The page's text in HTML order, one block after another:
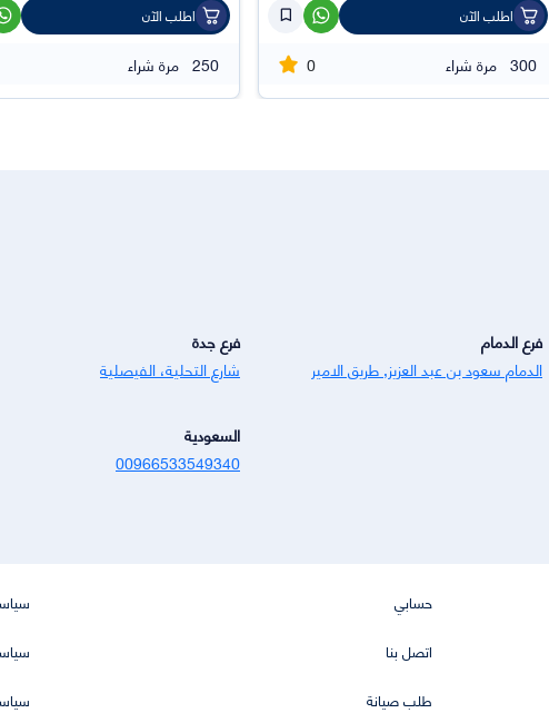
اطلب الآن
300 مرة شراء 0
اطلب الآن
250 مرة شراء
فرع الدمام
الدمام سعود بن عبد العزيز, طريق الامير
فرع جدة
شارع التحلية، الفيصلية
السعودية
00966533549340
حسابي
اتصل بنا
طلب صيانة